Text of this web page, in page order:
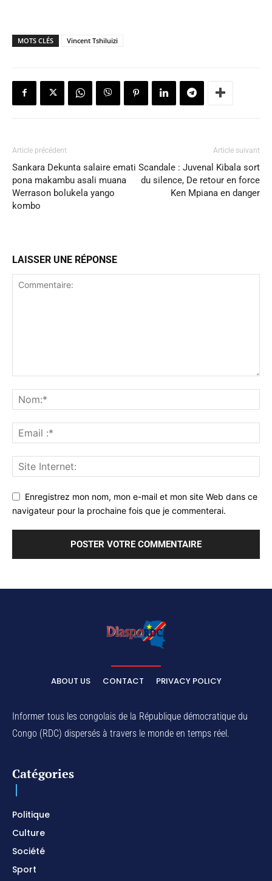
MOTS CLÉS Vincent Tshiluizi
Article précédent
Sankara Dekunta salaire emati
pona makambu asali muana
Werrason bolukela yango
kombo
Article suivant
Scandale : Juvenal Kibala sort
du silence, De retour en force
Ken Mpiana en danger
LAISSER UNE RÉPONSE
Enregistrez mon nom, mon e-mail et mon site Web dans ce
navigateur pour la prochaine fois que je commenterai.
ABOUT US CONTACT PRIVACY POLICY
Informer tous les congolais de la République démocratique du
Congo (RDC) dispersés à travers le monde en temps réel.
Catégories
Politique
Culture
Société
Sport